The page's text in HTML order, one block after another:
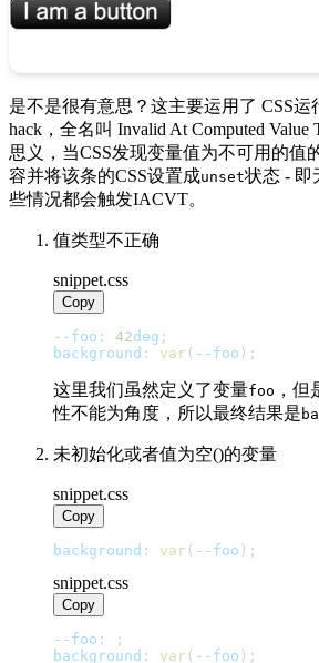
是不是很有意思？这主要运用了 CSS运
hack，全名叫 Invalid At Computed
思义，当CSS发现变量值为不可用的值
容并将该条的CSS设置成unset状态 - 即
些情况都会触发IACVT。
值类型不正确
snippet.css
Copy
--foo : 42deg ;
background : var ( --foo ) ;
这里我们虽然定义了变量foo ，但
性不能为角度，所以最终结果是
未初始化或者值为空()的变量
snippet.css
Copy
background : var ( --foo ) ;
snippet.css
Copy
--foo :
;
background : var ( --foo ) ;